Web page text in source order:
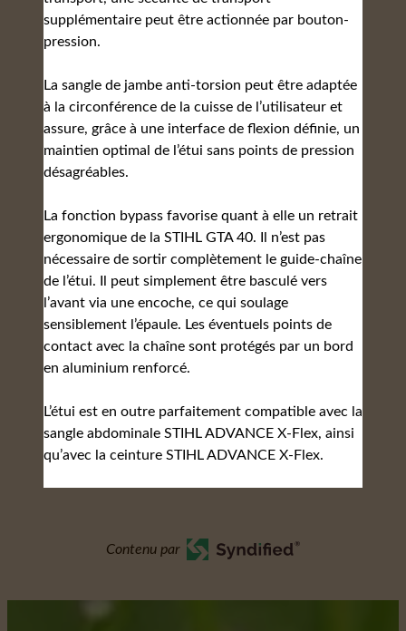
supplémentaire peut être actionnée par bouton-
pression.
La sangle de jambe anti-torsion peut être adaptée
à la circonférence de la cuisse de l’utilisateur et
assure, grâce à une interface de flexion définie, un
maintien optimal de l’étui sans points de pression
désagréables.
La fonction bypass favorise quant à elle un retrait
ergonomique de la STIHL GTA 40. Il n’est pas
nécessaire de sortir complètement le guide-chaîne
de l’étui. Il peut simplement être basculé vers
l’avant via une encoche, ce qui soulage
sensiblement l’épaule. Les éventuels points de
contact avec la chaîne sont protégés par un bord
en aluminium renforcé.
L’étui est en outre parfaitement compatible avec la
sangle abdominale STIHL ADVANCE X-Flex, ainsi
qu’avec la ceinture STIHL ADVANCE X-Flex.
Contenu par